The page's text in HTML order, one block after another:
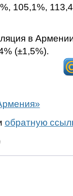
105,1%,
в
(±1,5%).
обратную